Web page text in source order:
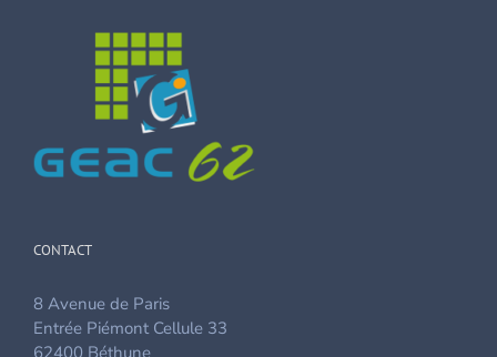
CONTACT
8 Avenue de Paris
Entrée Piémont Cellule 33
62400 Béthune